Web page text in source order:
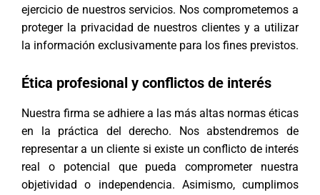
ejercicio de nuestros servicios. Nos comprometemos a
proteger la privacidad de nuestros clientes y a utilizar
la información exclusivamente para los fines previstos.
Ética profesional y conflictos de interés
Nuestra firma se adhiere a las más altas normas éticas
en la práctica del derecho. Nos abstendremos de
representar a un cliente si existe un conflicto de interés
real o potencial que pueda comprometer nuestra
objetividad o independencia. Asimismo, cumplimos